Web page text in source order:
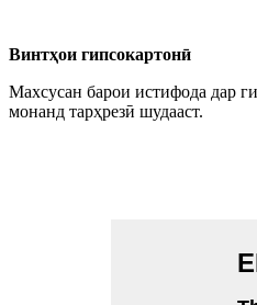
Винтҳои гипсокартонӣ
Махсусан барои истифода дар
монанд тарҳрезӣ шудааст.